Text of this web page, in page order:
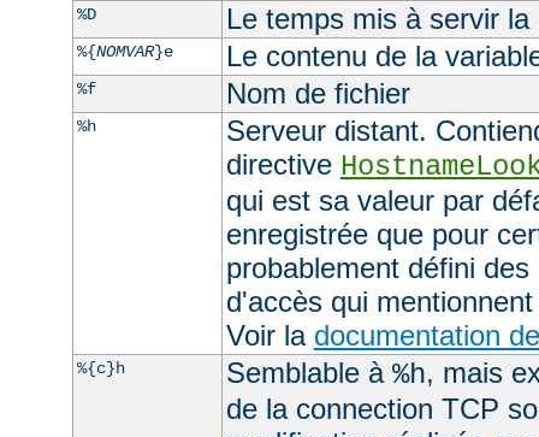
%D Le temps mis à servir
%{NOMVAR}e Le contenu de la
%f Nom de fichier
%h
Serveur distant.
directive
qui est sa valeur par
enregistrée que pour
probablement défini
d'accès qui
Voir la documentation
%{c}h Semblable à %h, mais
de la connection TCP